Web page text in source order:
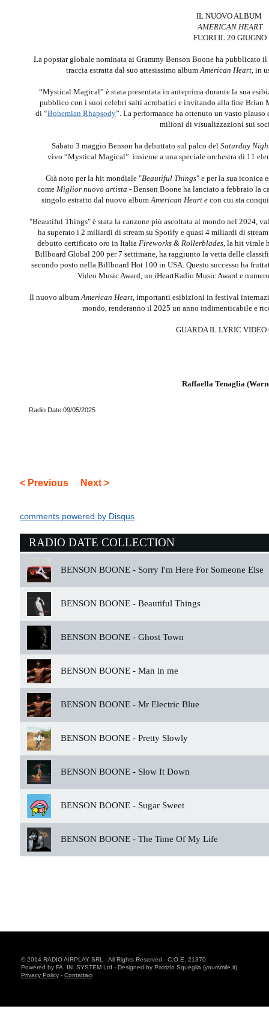
IL NUOVO ALBUM
AMERICAN HEART
FUORI IL 20 GIUGNO
La popstar globale nominata ai Grammy Benson Boone ha pubblicato
traccia estratta dal suo attesissimo albumAmerican Heart, in
“Mystical Magical” è stata presentata in anteprima durante la sua
pubblico con i suoi celebri salti acrobatici e invitando alla fine Brian
di “Bohemian Rhapsody”. La performance ha ottenuto un vasto
milioni di visualizzazioni sui
Sabato 3 maggio Benson ha debuttato sul palco del Saturday
vivo “Mystical Magical” insieme a una speciale orchestra di 11
Già noto per la hit mondiale "Beautiful Things" e per la sua iconica
come Miglior nuovo artista - Benson Boone ha lanciato a febbraio la
singolo estratto dal nuovo albumAmerican Heart econ cui sta
"Beautiful Things" è stata la canzone più ascoltata al mondo nel 2024,
ha superato i 2 miliardi di stream su Spotify e quasi 4 miliardi di
debutto certificato oro in ItaliaFireworks & Rollerblades, la hit virale
Billboard Global 200 per 7 settimane, ha raggiunto la vetta delle
secondo posto nella Billboard Hot 100 in USA. Questo successo ha
Video Music Award, un iHeartRadio Music Award e
Il nuovo albumAmerican Heart, importanti esibizioni in festival
mondo, renderanno il 2025 un anno indimenticabile e
GUARDA IL LYRIC VIDEO
Raffaella Tenaglia
Radio Date:09/05/2025
< Previous Next >
comments powered by Disqus
RADIO DATE COLLECTION
BENSON BOONE - Sorry I'm Here For Someone Else
BENSON BOONE - Beautiful Things
BENSON BOONE - Ghost Town
BENSON BOONE - Man in me
BENSON BOONE - Mr Electric Blue
BENSON BOONE - Pretty Slowly
BENSON BOONE - Slow It Down
BENSON BOONE - Sugar Sweet
BENSON BOONE - The Time Of My Life
© 2014 RADIO AIRPLAY SRL - All Rights Reserved - C.O.E. 21370
Powered by FA. IN. SYSTEM Ltd - Designed by Patrizio Squeglia (yoursmile.it)
Privacy Policy - Contattaci